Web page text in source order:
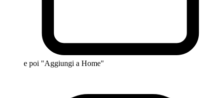
e poi "Aggiungi a Home"